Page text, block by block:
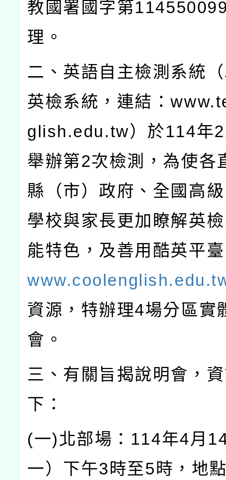
教國署國字第
理。
二、英語自主檢測系統
英檢系統，連結：
glish.edu.tw）於114年2
舉辦第2次檢測，為使各
縣（市）政府、全國高
學校與家長更加瞭解英
能特色，及善用酷英平
資源，特辦理4場分區實
會。
三、有關旨揭說明會，
下：
(一)北部場： 114年4月
一）下午3 時至5 時，地